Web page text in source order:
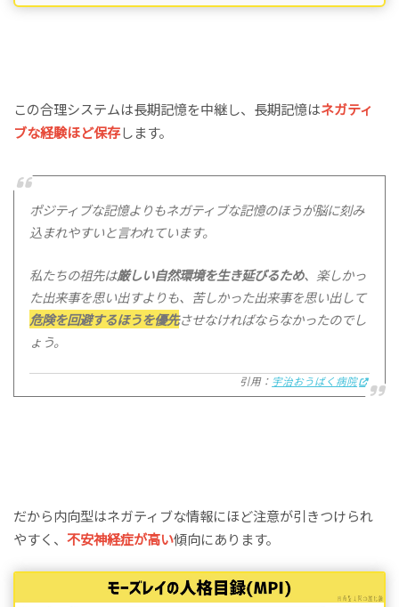
この合理システムは長期記憶を中継し、長期記憶はネガティ
ブな経験ほど保存します。
ポジティブな記憶よりもネガティブな記憶のほうが脳に刻み
込まれやすいと言われています。
私たちの祖先は厳しい自然環境を生き延びるため、楽しかっ
た出来事を思い出すよりも、苦しかった出来事を思い出して
危険を回避するほうを優先させなければならなかったのでし
ょう。
引用： 宇治おうばく病院
だから内向型はネガティブな情報にほど注意が引きつけられ
やすく、不安神経症が高い傾向にあります。